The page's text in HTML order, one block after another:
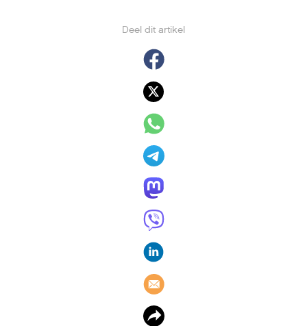
Deel dit artikel